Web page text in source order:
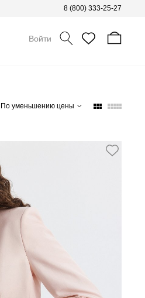
8 (800) 333-25-27
Войти
По уменьшению цены